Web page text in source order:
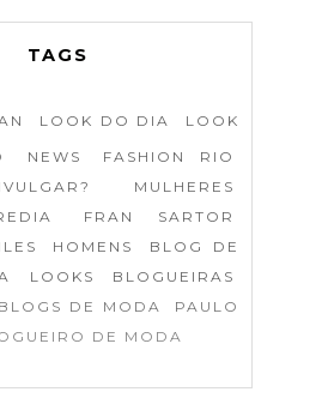
TAGS
LOOK DO DIA
LOOK
NEWS
FASHION RIO
MULHERES
FRAN SARTOR
HOMENS
BLOG DE
LOOKS
BLOGUEIRAS
BLOGS DE MODA
PAULO
DE MODA